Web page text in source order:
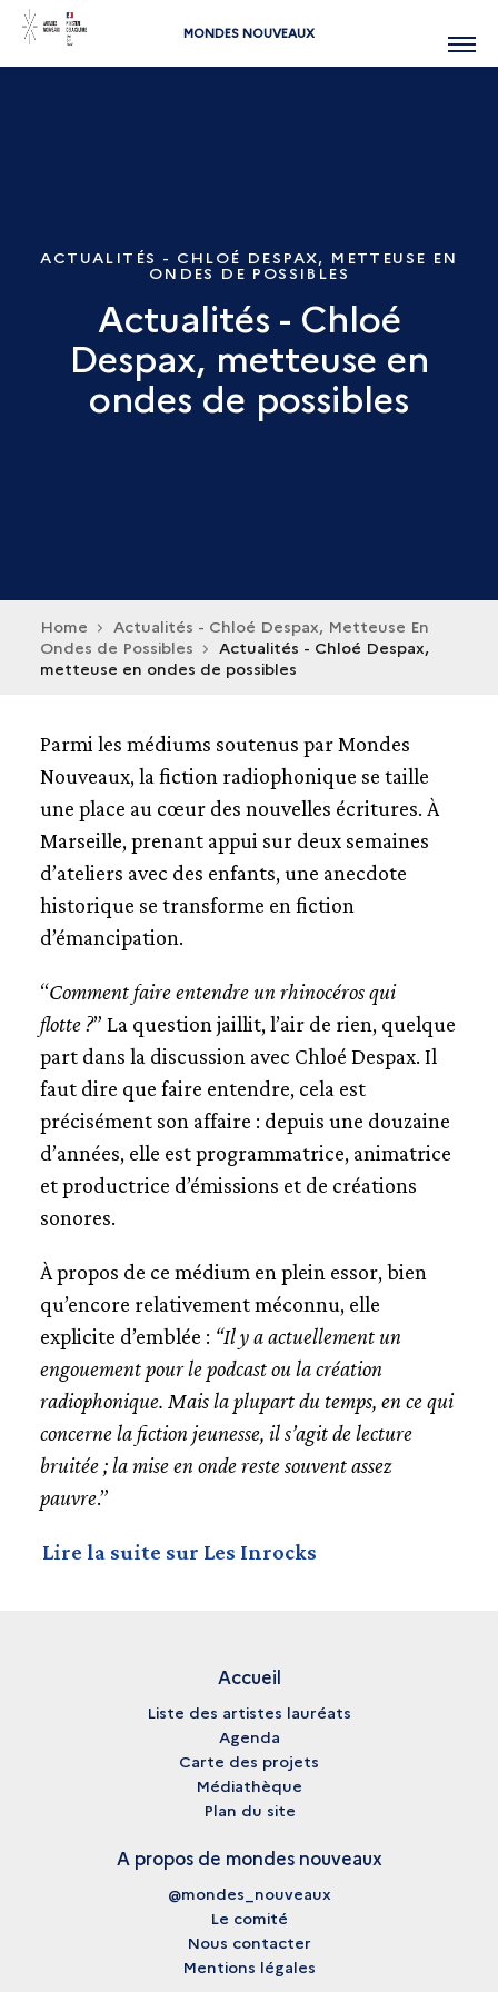
MONDES NOUVEAUX Menu
ACTUALITÉS - CHLOÉ DESPAX, METTEUSE EN
ONDES DE POSSIBLES
Actualités - Chloé
Despax, metteuse en
ondes de possibles
Home
Actualités - Chloé Despax, Metteuse En
Ondes de Possibles
Actualités - Chloé Despax,
metteuse en ondes de possibles
Parmi les médiums soutenus par Mondes
Nouveaux, la fiction radiophonique se taille
une place au cœur des nouvelles écritures. À
Marseille, prenant appui sur deux semaines
d’ateliers avec des enfants, une anecdote
historique se transforme en fiction
d’émancipation.
“Comment faire entendre un rhinocéros qui
flotte ?” La question jaillit, l’air de rien, quelque
part dans la discussion avec Chloé Despax. Il
faut dire que faire entendre, cela est
précisément son affaire : depuis une douzaine
d’années, elle est programmatrice, animatrice
et productrice d’émissions et de créations
sonores.
À propos de ce médium en plein essor, bien
qu’encore relativement méconnu, elle
explicite d’emblée : “Il y a actuellement un
engouement pour le podcast ou la création
radiophonique. Mais la plupart du temps, en ce qui
concerne la fiction jeunesse, il s’agit de lecture
bruitée ; la mise en onde reste souvent assez
pauvre.”
Lire la suite sur Les Inrocks
Accueil
Liste des artistes lauréats
Agenda
Carte des projets
Médiathèque
Plan du site
A propos de mondes nouveaux
@mondes_nouveaux
Le comité
Nous contacter
Mentions légales